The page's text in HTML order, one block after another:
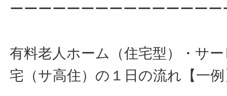
ーーーーーーーーーーーーーー
有料老人ホーム（住宅型）・サ
宅（サ高住）の１日の流れ【一